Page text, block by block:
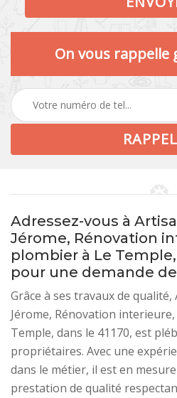
On vous
Adressez-vous à
Jérome, Rénovation
plombier à Le Temple,
pour une demande
Grâce à ses travaux de
Jérome, Rénovation
Temple, dans le 41170, est
propriétaires. Avec une
dans le métier, il est en
prestation de qualité